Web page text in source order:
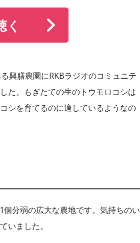
興膳農園にRKBラジオのコミュニテ
た。もぎたての生のトウモロコシは
シを育てるのに適しているようなの
分弱の広大な農地です。気持ちのい
いました。